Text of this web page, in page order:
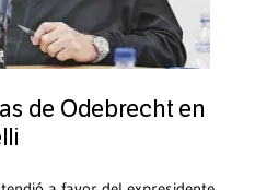
de Odebrecht en